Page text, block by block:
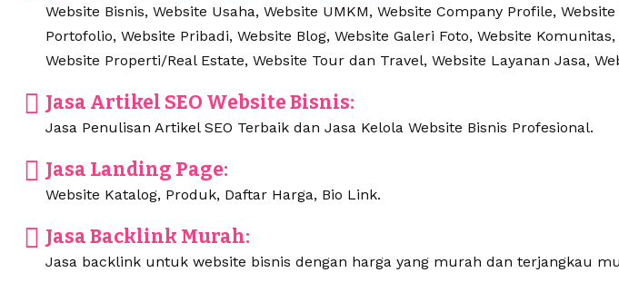
Website Bisnis, Website Usaha, Website UMKM, Website Company Profile,
Portofolio, Website Pribadi, Website Blog, Website Galeri Foto, Website
Website Properti/Real Estate, Website Tour dan Travel, Website Layanan Jasa,
Jasa Artikel SEO Website Bisnis:
Jasa Penulisan Artikel SEO Terbaik dan Jasa Kelola Website Bisnis Profesional.
Jasa Landing Page:
Website Katalog, Produk, Daftar Harga, Bio Link.
Jasa Backlink Murah:
Jasa backlink untuk website bisnis dengan harga yang murah dan terjangkau